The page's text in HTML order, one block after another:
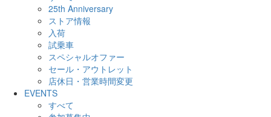
25th Anniversary
ストア情報
入荷
試乗車
スペシャルオファー
セール・アウトレット
店休日・営業時間変更
EVENTS
すべて